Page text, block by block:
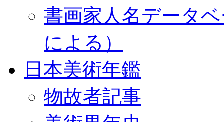
書画家人名データ
による）
日本美術年鑑
物故者記事